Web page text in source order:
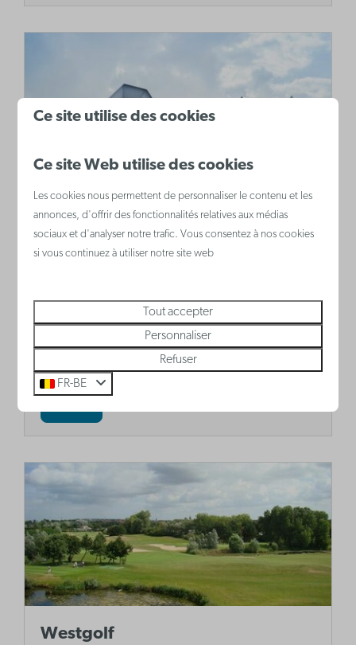
La Rotonde
Adepte de l‘architecture ou non, La
Rotonde, Le Grand Hôtel Bellevue, à
bâtiment Belle Époque a des influences
égyptiennes, italiennes et marocaines.
Westgolf
Ce site utilise des cookies
Ce site Web utilise des cookies
Les cookies nous permettent de personnaliser le contenu et les
annonces, d'offrir des fonctionnalités relatives aux médias
sociaux et d'analyser notre trafic. Vous consentez à nos cookies
si vous continuez à utiliser notre site web
Tout accepter
Personnaliser
Refuser
FR-BE